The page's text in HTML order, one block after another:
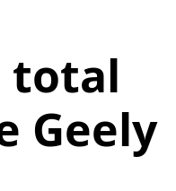
total
Geely